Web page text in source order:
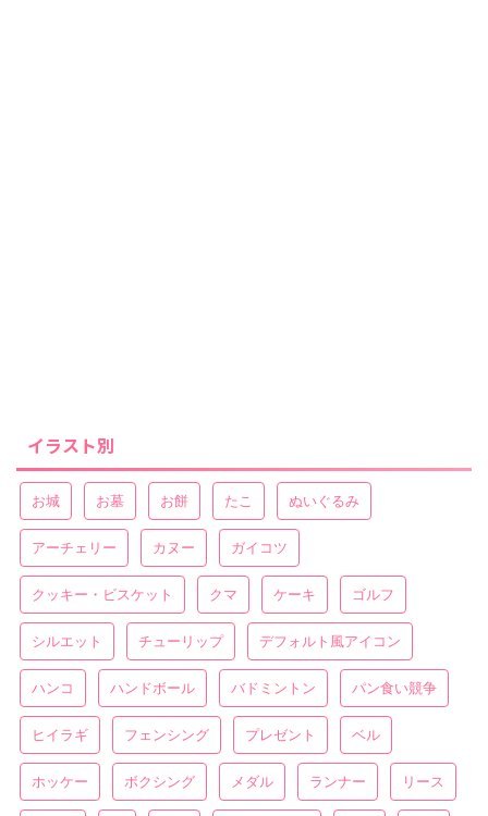
イラスト別
お城 お墓 お餅 たこ ぬいぐるみ
アーチェリー カヌー ガイコツ
クッキー・ビスケット クマ ケーキ ゴルフ
シルエット チューリップ デフォルト風アイコン
ハンコ ハンドボール バドミントン パン食い競争
ヒイラギ フェンシング プレゼント ベル
ホッケー ボクシング メダル ランナー リース